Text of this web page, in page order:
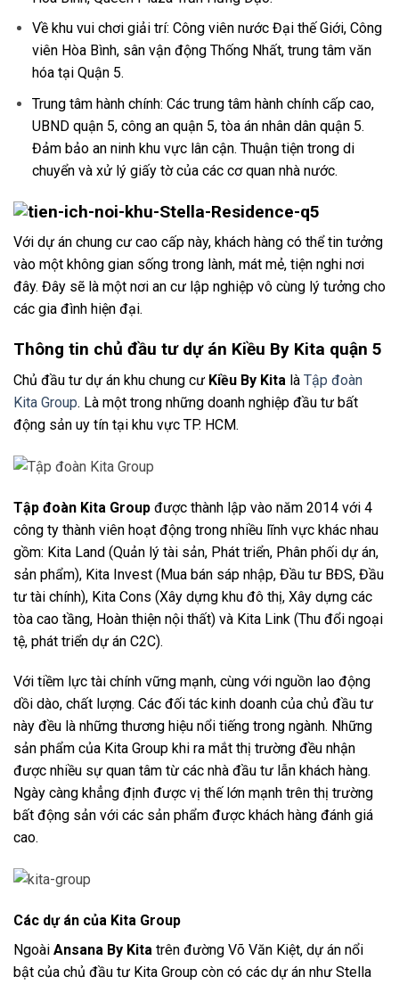
Về khu vui chơi giải trí: Công viên nước Đại thế Giới, Công
viên Hòa Bình, sân vận động Thống Nhất, trung tâm văn
hóa tại Quận 5.
Trung tâm hành chính: Các trung tâm hành chính cấp cao,
UBND quận 5, công an quận 5, tòa án nhân dân quận 5.
Đảm bảo an ninh khu vực lân cận. Thuận tiện trong di
chuyển và xử lý giấy tờ của các cơ quan nhà nước.
Với dự án chung cư cao cấp này, khách hàng có thể tin tưởng
vào một không gian sống trong lành, mát mẻ, tiện nghi nơi
đây. Đây sẽ là một nơi an cư lập nghiệp vô cùng lý tưởng cho
các gia đình hiện đại.
Thông tin chủ đầu tư dự án Kiều By Kita quận 5
Chủ đầu tư dự án khu chung cư Kiều By Kita là Tập đoàn
Kita Group. Là một trong những doanh nghiệp đầu tư bất
động sản uy tín tại khu vực TP. HCM.
Tập đoàn Kita Group được thành lập vào năm 2014 với 4
công ty thành viên hoạt động trong nhiều lĩnh vực khác nhau
gồm: Kita Land (Quản lý tài sản, Phát triển, Phân phối dự án,
sản phẩm), Kita Invest (Mua bán sáp nhập, Đầu tư BĐS, Đầu
tư tài chính), Kita Cons (Xây dựng khu đô thị, Xây dựng các
tòa cao tầng, Hoàn thiện nội thất) và Kita Link (Thu đổi ngoại
tệ, phát triển dự án C2C).
Với tiềm lực tài chính vững mạnh, cùng với nguồn lao động
dồi dào, chất lượng. Các đối tác kinh doanh của chủ đầu tư
này đều là những thương hiệu nổi tiếng trong ngành. Những
sản phẩm của Kita Group khi ra mắt thị trường đều nhận
được nhiều sự quan tâm từ các nhà đầu tư lẫn khách hàng.
Ngày càng khẳng định được vị thế lớn mạnh trên thị trường
bất động sản với các sản phẩm được khách hàng đánh giá
cao.
Các dự án của Kita Group
Ngoài Ansana By Kita trên đường Võ Văn Kiệt, dự án nổi
bật của chủ đầu tư Kita Group còn có các dự án như Stella